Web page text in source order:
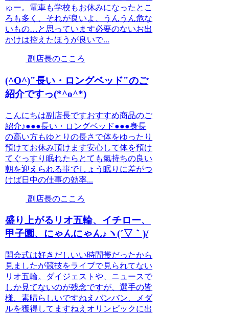
ゅー。電車も学校もお休みになったとこ
ろも多く、それが良いよ、うんうん危な
いもの…と思っています必要のないお出
かけは控えたほうが良いで...
副店長のこころ
(^O^)"長い・ロングベッド"のご
紹介ですっ(*^o^*)
こんにちは副店長ですおすすめ商品のご
紹介♪●●●長い・ロングベッド●●●身長
の高い方もゆとりの長さで体をゆったり
預けてお休み頂けます安心して体を預け
てぐっすり眠れたらとても氣持ちの良い
朝を迎えられる事でしょう眠りに差がつ
けば日中の仕事の効率...
副店長のこころ
盛り上がるリオ五輪、イチロー、
甲子園、にゃんにゃん♪ヽ(´▽｀)/
開会式は好きだしいい時間帯だったから
見ましたが競技をライブで見られてない
リオ五輪。ダイジェストや、ニュースで
しか見てないのが残念ですが、選手の皆
様、素晴らしいですねえバンバン、メダ
ルを獲得してますねえオリンピックに出